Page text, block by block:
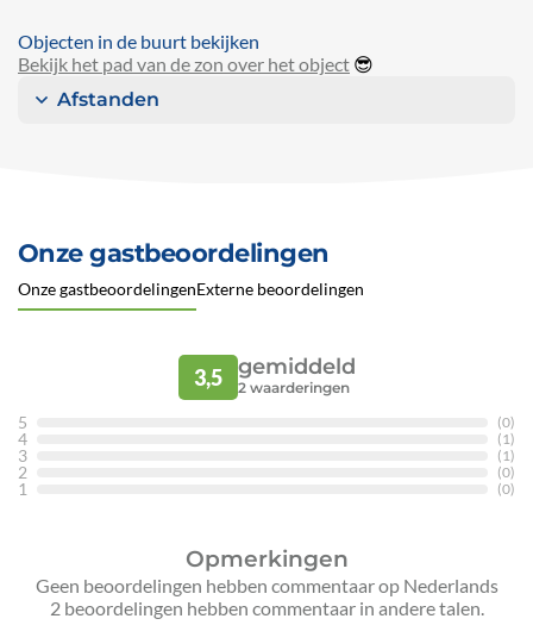
Objecten in de buurt bekijken
Bekijk het pad van de zon over het object 😎
Afstanden
Onze gastbeoordelingen
Onze gastbeoordelingenExterne beoordelingen
3,5 gemiddeld
2waarderingen
5 (0)
4 (1)
3 (1)
2 (0)
1 (0)
Opmerkingen
Geen beoordelingen hebben commentaar op Nederlands
2 beoordelingen hebben commentaar in andere talen.